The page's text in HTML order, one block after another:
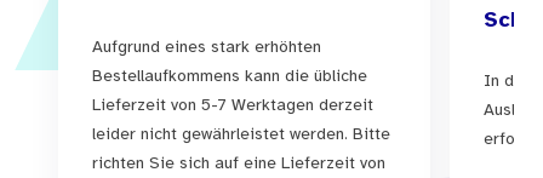
Aufgrund eines stark erhöhten
Bestellaufkommens kann die übliche
Lieferzeit von 5-7 Werktagen derzeit
leider nicht gewährleistet werden. Bitte
richten Sie sich auf eine Lieferzeit von
In der